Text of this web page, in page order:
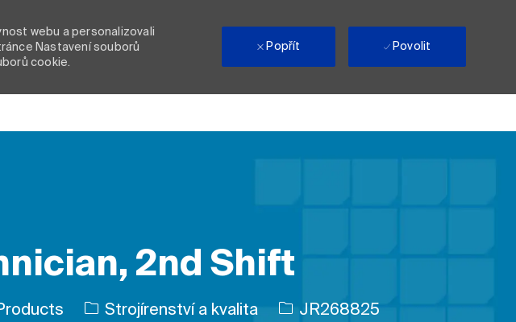
webu a personalizovali
Nastavení souborů
cookie.
Popřít Povolit
2nd Shift
Kategorie
Strojírenství a kvalita ID úlohy
JR268825